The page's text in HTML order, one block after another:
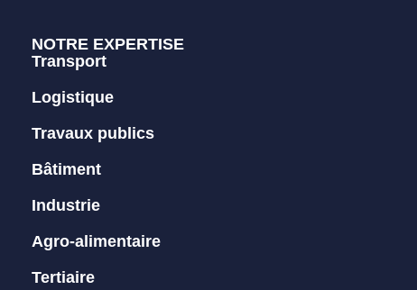
NOTRE EXPERTISE
Transport
Logistique
Travaux publics
Bâtiment
Industrie
Agro-alimentaire
Tertiaire